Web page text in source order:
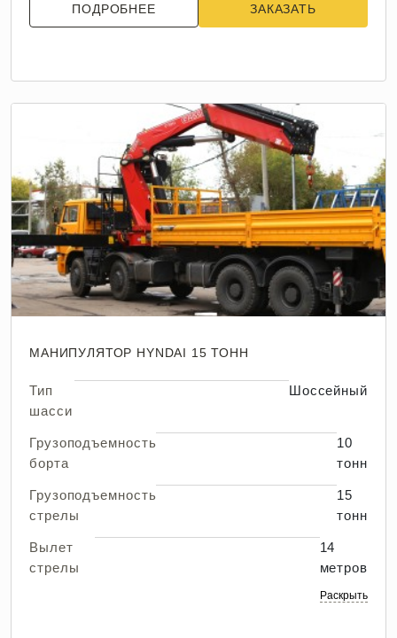
ПОДРОБНЕЕ ЗАКАЗАТЬ
МАНИПУЛЯТОР HYNDAI 15 ТОНН
Тип
шасси
Шоссейный
Грузоподъемность
борта
10
тонн
Грузоподъемность
стрелы
15
тонн
Вылет
стрелы
14
метров
Раскрыть